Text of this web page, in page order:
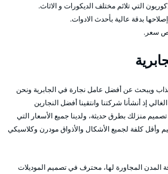
ويبحث عن أفضل عامل نجارة في الجابرية ونحن
إذ أنشأنا شركتنا وانتقينا أفضل النجارين
منزلك بطرق حديثة، ولدينا جميع الأسعار التي
وأقل كلفة لجميع الأشكال والأذواق مودرن وكلاسيكي
المدن المجاورة لها، محترف في تصميم الموديلات